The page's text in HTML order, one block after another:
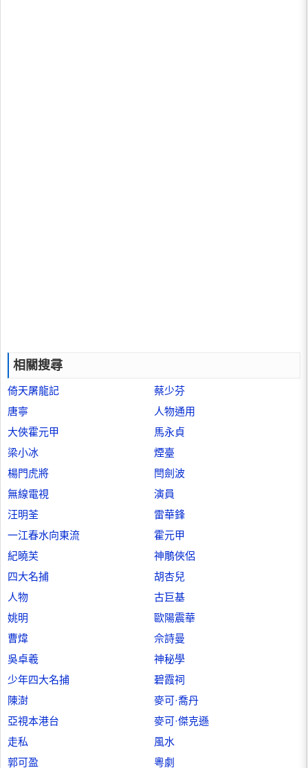
相關搜尋
倚天屠龍記
蔡少芬
唐寧
人物通用
大俠霍元甲
馬永貞
梁小冰
煙臺
楊門虎將
閆劍波
無線電視
演員
汪明荃
雷華鋒
一江春水向東流
霍元甲
紀曉芙
神鵰俠侶
四大名捕
胡杏兒
人物
古巨基
姚明
歐陽震華
曹煒
佘詩曼
吳卓羲
神秘學
少年四大名捕
碧霞祠
陳澍
麥可·喬丹
亞視本港台
麥可·傑克遜
走私
風水
郭可盈
粵劇